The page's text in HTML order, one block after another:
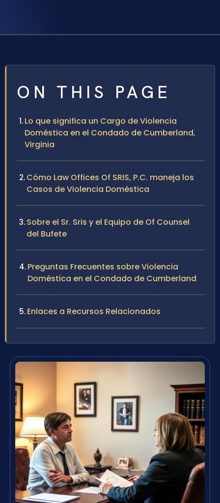
ON THIS PAGE
Lo que significa un Cargo de Violencia
Doméstica en el Condado de Cumberland,
Virginia
Cómo Law Offices Of SRIS, P.C. maneja los
Casos de Violencia Doméstica
Sobre el Sr. Sris y el Equipo de Of Counsel
del Bufete
Preguntas Frecuentes sobre Violencia
Doméstica en el Condado de Cumberland
Enlaces a Recursos Relacionados